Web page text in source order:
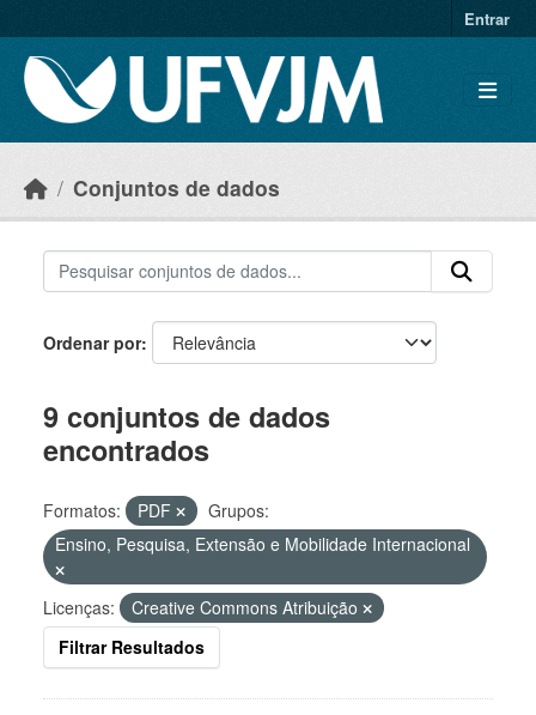
Entrar
Conjuntos de dados
Ordenar por
9 conjuntos de dados
encontrados
Formatos: PDF
Grupos:
Ensino, Pesquisa, Extensão e Mobilidade Internacional
Licenças:
Creative Commons Atribuição
Filtrar Resultados